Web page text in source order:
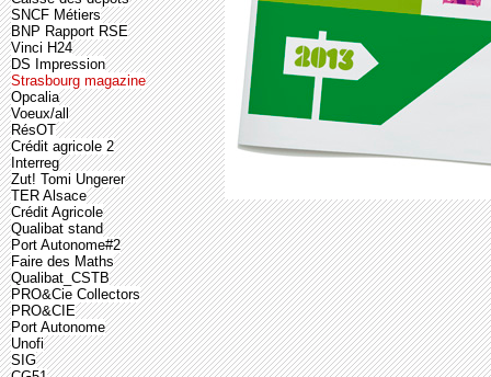
SNCF Métiers
BNP Rapport RSE
Vinci H24
DS Impression
Strasbourg magazine
Opcalia
Voeux/all
RésOT
Crédit agricole 2
Interreg
Zut! Tomi Ungerer
TER Alsace
Crédit Agricole
Qualibat stand
Port Autonome#2
Faire des Maths
Qualibat_CSTB
PRO&Cie Collectors
PRO&CIE
Port Autonome
Unofi
SIG